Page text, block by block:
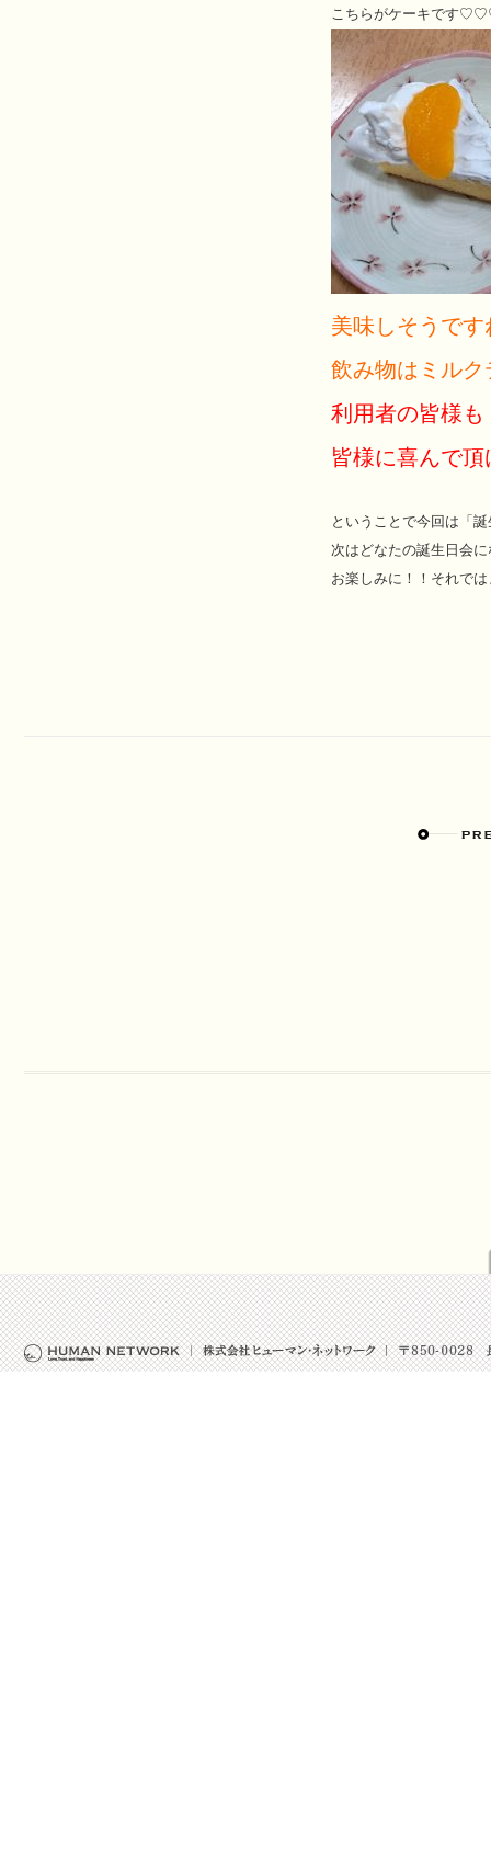
こちらがケーキです
美味しそうで
飲み物はミル
利用者の皆様
皆様に喜んで
ということで今回は「
次はどなたの誕生日会
お楽しみに！！それで